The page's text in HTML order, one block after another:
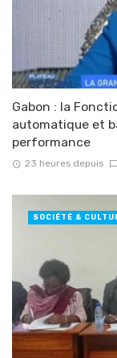
Gabon : la
automatique et
performance
23 heures depuis
SOCIÉTÉ &